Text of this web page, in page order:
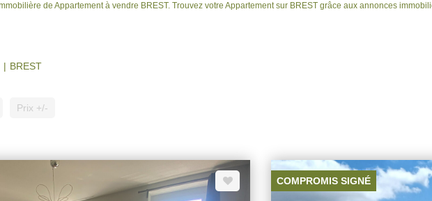
de Appartement à vendre BREST. Trouvez votre Appartement sur BREST grâce aux annonces
BREST
Prix +/-
COMPROMIS SIGNÉ